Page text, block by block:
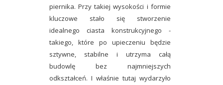
piernika. Przy takiej wysokości i formie
kluczowe stało się stworzenie
idealnego ciasta konstrukcyjnego -
takiego, które po upieczeniu będzie
sztywne, stabilne i utrzyma całą
budowlę bez najmniejszych
odkształceń. I właśnie tutaj wydarzyło